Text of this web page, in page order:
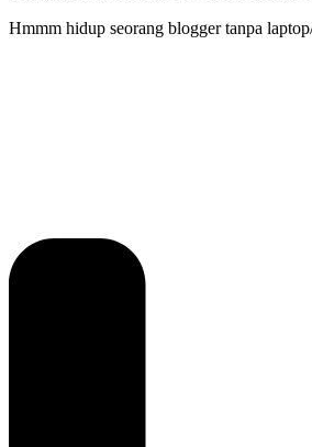
Hmmm hidup seorang blogger tanpa